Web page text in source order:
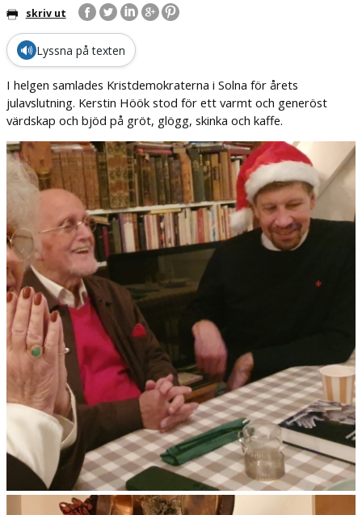
skriv ut
🔊 Lyssna på texten
I helgen samlades Kristdemokraterna i Solna för årets
julavslutning. Kerstin Höök stod för ett varmt och generöst
värdskap och bjöd på gröt, glögg, skinka och kaffe.